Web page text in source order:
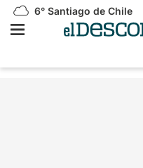
6° Santiago de Chile